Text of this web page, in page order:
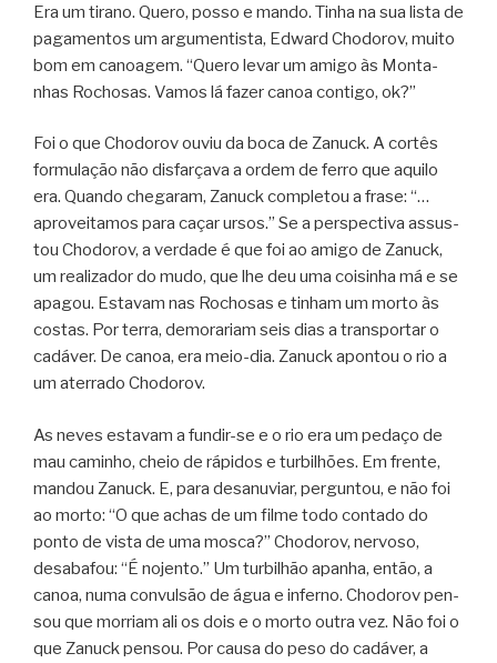
Era um tirano. Quero, posso e mando. Tinha na sua lista de
paga­men­tos um argu­men­tista, Edward Cho­do­rov, muito
bom em cano­a­gem. “Quero levar um amigo às Mon­ta­
nhas Rocho­sas. Vamos lá fazer canoa con­tigo, ok?”
Foi o que Cho­do­rov ouviu da boca de Zanuck. A cor­tês
for­mu­la­ção não dis­far­çava a ordem de ferro que aquilo
era. Quando che­ga­ram, Zanuck com­ple­tou a frase: “…
apro­vei­ta­mos para caçar ursos.” Se a pers­pec­tiva assus­
tou Cho­do­rov, a ver­dade é que foi ao amigo de Zanuck,
um rea­li­za­dor do mudo, que lhe deu uma coi­si­nha má e se
apa­gou. Esta­vam nas Rocho­sas e tinham um morto às
cos­tas. Por terra, demo­ra­riam seis dias a trans­por­tar o
cadá­ver. De canoa, era meio-dia. Zanuck apon­tou o rio a
um ater­rado Chodorov.
As neves esta­vam a fundir-se e o rio era um pedaço de
mau cami­nho, cheio de rápi­dos e tur­bi­lhões. Em frente,
man­dou Zanuck. E, para desa­nu­viar, per­gun­tou, e não foi
ao morto: “O que achas de um filme todo con­tado do
ponto de vista de uma mosca?” Cho­do­rov, ner­voso,
desa­ba­fou: “É nojento.” Um tur­bi­lhão apa­nha, então, a
canoa, numa con­vul­são de água e inferno. Cho­do­rov pen­
sou que mor­riam ali os dois e o morto outra vez. Não foi o
que Zanuck pen­sou. Por causa do peso do cadá­ver, a